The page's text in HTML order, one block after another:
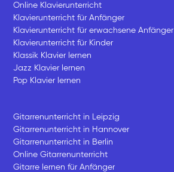
Online Klavierunterricht
Klavierunterricht für Anfänger
Klavierunterricht für erwachsene Anfänger
Klavierunterricht für Kinder
Klassik Klavier lernen
Jazz Klavier lernen
Pop Klavier lernen
Gitarrenunterricht in Leipzig
Gitarrenunterricht in Hannover
Gitarrenunterricht in Berlin
Online Gitarrenunterricht
Gitarre lernen für Anfänger